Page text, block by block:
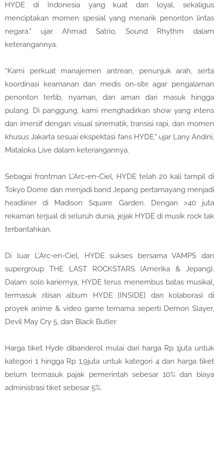
HYDE di Indonesia yang kuat dan loyal, sekaligus
menciptakan momen spesial yang menarik penonton lintas
negara." ujar Ahmad Satrio, Sound Rhythm dalam
keterangannya.
“Kami perkuat manajemen antrean, penunjuk arah, serta
koordinasi keamanan dan medis on-site agar pengalaman
penonton tertib, nyaman, dan aman dari masuk hingga
pulang. Di panggung, kami menghadirkan show yang intens
dan imersif dengan visual sinematik, transisi rapi, dan momen
khusus Jakarta sesuai ekspektasi fans HYDE." ujar Lany Andini,
Mataloka Live dalam keterangannya.
Sebagai frontman L’Arc-en-Ciel, HYDE telah 20 kali tampil di
Tokyo Dome dan menjadi band Jepang pertamayang menjadi
headliner di Madison Square Garden. Dengan >40 juta
rekaman terjual di seluruh dunia, jejak HYDE di musik rock tak
terbantahkan.
Di luar L’Arc-en-Ciel, HYDE sukses bersama VAMPS dan
supergroup THE LAST ROCKSTARS (Amerika & Jepang).
Dalam solo kariernya, HYDE terus menembus batas musikal,
termasuk rilisan album HYDE [INSIDE] dan kolaborasi di
proyek anime & video game ternama seperti Demon Slayer,
Devil May Cry 5, dan Black Butler.
Harga tiket Hyde dibanderol mulai dari harga Rp 1juta untuk
kategori 1 hingga Rp 1,9juta untuk kategori 4 dan harga tiket
belum termasuk pajak pemerintah sebesar 10% dan biaya
administrasi tiket sebesar 5%.